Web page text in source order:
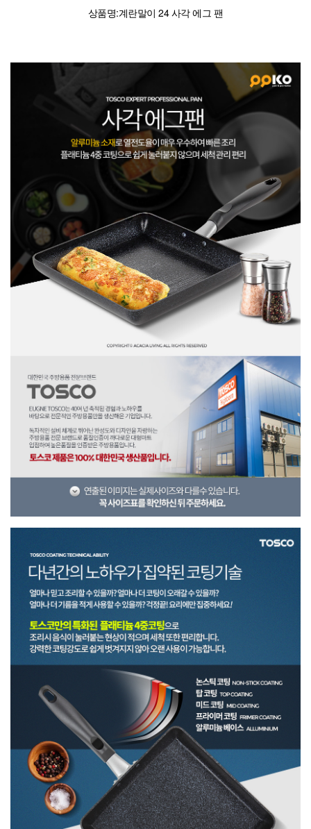
상품명:계란말이 24 사각 에그 팬